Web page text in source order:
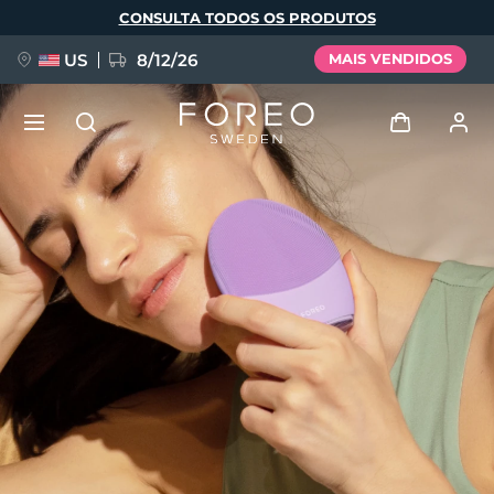
principal
CONSULTA TODOS OS PRODUTOS
US 8/12/26 MAIS VENDIDOS
Perfil de usuário
Meus aparelhos
Meus pedidos
Meus endereços
As minhas subscrições
NOVIDADE
FAQ™ Pure Beauty-Tech Elixir
BREAKING NEWS
issa™ Teeth Whitening Set
Idioma
English Deutsch
Español
Français
Italiano
Português
Svenska
Русский
Türkçe
简体中文 繁體中文